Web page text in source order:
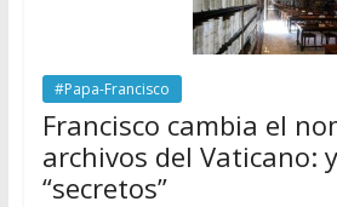
#Papa-Francisco
Francisco cambia el
archivos del Vaticano:
“secretos”